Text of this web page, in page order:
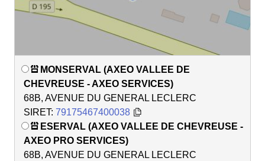
MONSERVAL (AXEO VALLEE DE
CHEVREUSE - AXEO SERVICES)
68B, AVENUE DU GENERAL LECLERC
SIRET: 79175467400038
ESERVAL (AXEO VALLEE DE CHEVREUSE -
AXEO PRO SERVICES)
68B, AVENUE DU GENERAL LECLERC